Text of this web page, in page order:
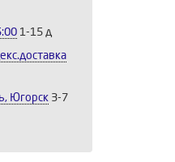
1-15 д
Югорск 3-7